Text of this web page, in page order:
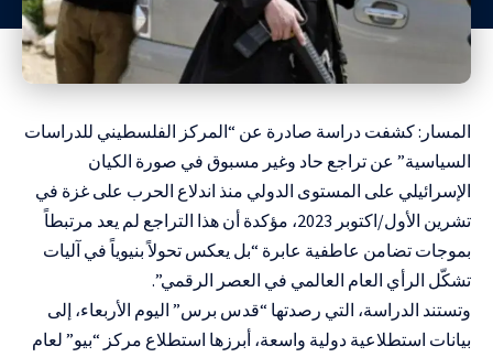
المسار: كشفت دراسة صادرة عن “المركز الفلسطيني للدراسات
السياسية” عن تراجع حاد وغير مسبوق في صورة الكيان
الإسرائيلي على المستوى الدولي منذ اندلاع الحرب على غزة في
تشرين الأول/اكتوبر 2023، مؤكدة أن هذا التراجع لم يعد مرتبطاً
بموجات تضامن عاطفية عابرة “بل يعكس تحولاً بنيوياً في آليات
تشكّل الرأي العام العالمي في العصر الرقمي”.
وتستند الدراسة، التي رصدتها “قدس برس” اليوم الأربعاء، إلى
بيانات استطلاعية دولية واسعة، أبرزها استطلاع مركز “بيو” لعام